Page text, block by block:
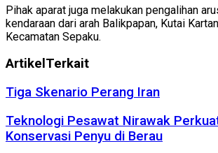
Pihak aparat juga melakukan pengalihan
kendaraan dari arah Balikpapan, Kutai
Kecamatan Sepaku.
Artikel Terkait
Tiga Skenario Perang Iran
Teknologi Pesawat Nirawak
Konservasi Penyu di Berau